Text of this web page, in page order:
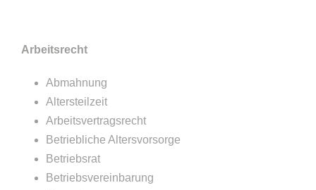
Arbeitsrecht
Abmahnung
Altersteilzeit
Arbeitsvertragsrecht
Betriebliche Altersvorsorge
Betriebsrat
Betriebsvereinbarung